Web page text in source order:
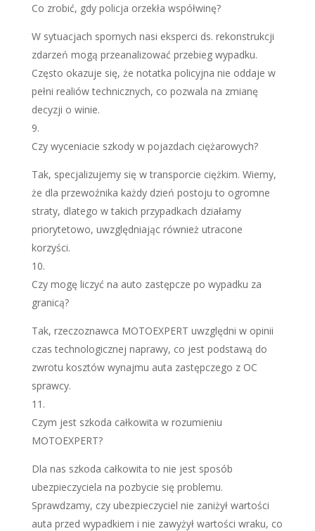
Co zrobić, gdy policja orzekła współwinę?
W sytuacjach spornych nasi eksperci ds. rekonstrukcji
zdarzeń mogą przeanalizować przebieg wypadku.
Często okazuje się, że notatka policyjna nie oddaje w
pełni realiów technicznych, co pozwala na zmianę
decyzji o winie.
Czy wyceniacie szkody w pojazdach ciężarowych?
Tak, specjalizujemy się w transporcie ciężkim. Wiemy,
że dla przewoźnika każdy dzień postoju to ogromne
straty, dlatego w takich przypadkach działamy
priorytetowo, uwzględniając również utracone
korzyści.
Czy mogę liczyć na auto zastępcze po wypadku za
granicą?
Tak, rzeczoznawca MOTOEXPERT uwzględni w opinii
czas technologicznej naprawy, co jest podstawą do
zwrotu kosztów wynajmu auta zastępczego z OC
sprawcy.
Czym jest szkoda całkowita w rozumieniu
MOTOEXPERT?
Dla nas szkoda całkowita to nie jest sposób
ubezpieczyciela na pozbycie się problemu.
Sprawdzamy, czy ubezpieczyciel nie zaniżył wartości
auta przed wypadkiem i nie zawyżył wartości wraku, co